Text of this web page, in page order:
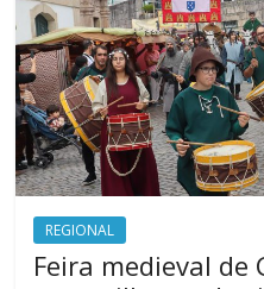
REGIONAL
Feira medieval de